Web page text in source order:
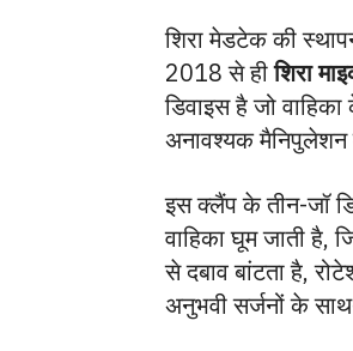
शिरा मेडटेक की
2018 से हीशिरा
डिवाइस है जो
अनावश्यक
इस क्लैंप के तीन-जॉ
वाहिका घूम जाती है,
से दबाव बांटता है,
अनुभवी सर्जनों के